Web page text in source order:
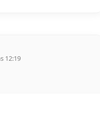
12:19